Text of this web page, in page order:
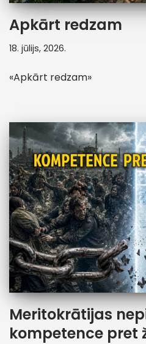
Apkārt redzam
18. jūlijs, 2026.
«Apkārt redzam»
Meritokrātijas
kompetence pret